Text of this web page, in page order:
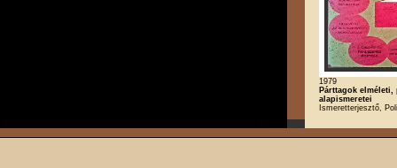
1979
Párttagok
alapismeretei
Ismeretterjesztő,